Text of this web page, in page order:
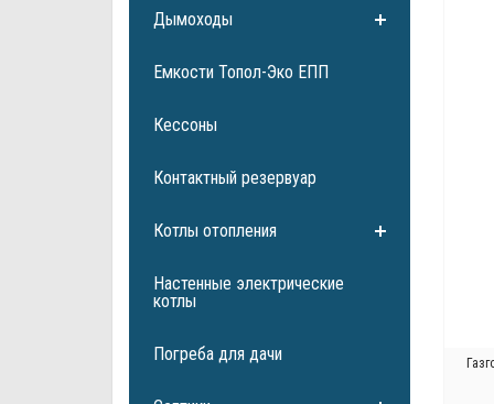
Дымоходы
Емкости Топол-Эко ЕПП
Кессоны
Контактный резервуар
Котлы отопления
Настенные электрические
котлы
Погреба для дачи